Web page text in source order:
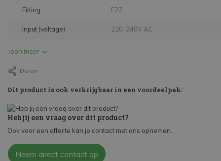
Fitting E27
Input (voltage) 220-240V AC
Toon meer
Delen
Dit product is ook verkrijgbaar in een voordeelpak:
Heb jij een vraag over dit product?
Ook voor een offerte kan je contact met ons opnemen.
Neem direct contact op